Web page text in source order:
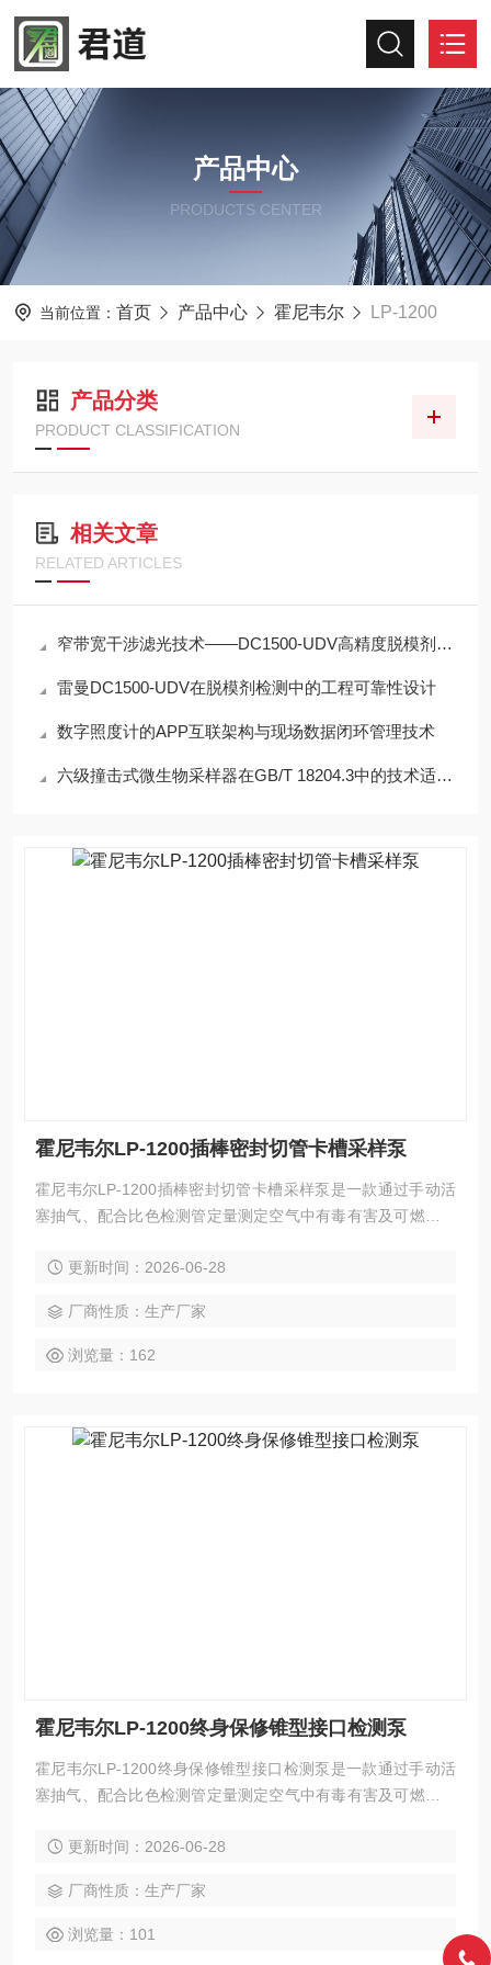
产品中心
PRODUCTS CENTER
当前位置： 首页 产品中心 霍尼韦尔 LP-1200
产品分类
PRODUCT CLASSIFICATION
相关文章
RELATED ARTICLES
窄带宽干涉滤光技术——DC1500-UDV高精度脱模剂浓度检测的光学核心
雷曼DC1500-UDV在脱模剂检测中的工程可靠性设计
数字照度计的APP互联架构与现场数据闭环管理技术
六级撞击式微生物采样器在GB/T 18204.3中的技术适配性分析
霍尼韦尔LP-1200插棒密封切管卡槽采样泵
霍尼韦尔LP-1200插棒密封切管卡槽采样泵是一款通过手动活
塞抽气、配合比色检测管定量测定空气中有毒有害及可燃气体
构成低泄漏率的抽气腔体，确保每次吸气量的重复性。泵体侧
辅助工具。手柄旋转可在50mL与100mL两档间选择吸气量，
锥型橡胶接口兼容多种管径检测管，入口过滤器拦截粉尘与碎
更新时间：2026-06-28
厂商性质：生产厂家
浏览量：162
霍尼韦尔LP-1200终身保修锥型接口检测泵
霍尼韦尔LP-1200终身保修锥型接口检测泵是一款通过手动活
塞抽气、配合比色检测管定量测定空气中有毒有害及可燃气体
检测管前端，可适配多种管径规格，无需转接头即可实现快速
量，以匹配不同检测管的进气需求。入口处过滤器有效拦截玻
璃碎屑与粉尘，保护内部气密组件不受磨损。泵体集成切管卡
更新时间：2026-06-28
厂商性质：生产厂家
浏览量：101